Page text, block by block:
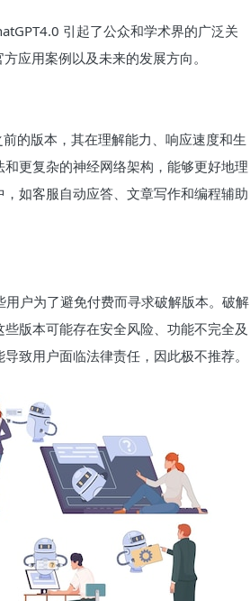
引起了公众和学术界的广泛关
应用案例以及未来的发展方向。
的版本，其在理解能力、响应速度和生
更复杂的神经网络架构，能够更好地理
如客服自动应答、文章写作和编程辅助
户为了避免付费而寻求破解版本。破解
版本可能存在安全风险、功能不完全及
致用户面临法律责任，因此极不推荐。